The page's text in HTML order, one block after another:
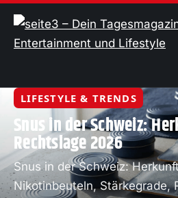
LIFESTYLE & TRENDS
Snus in der Schweiz:
Rechtslage 2026
Snus in der Schweiz:
Nikotinbeuteln, Stärkegrade,